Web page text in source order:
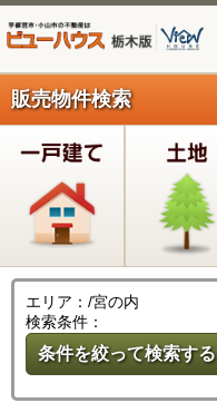
販売物件検索
エリア：/宮の内
検索条件：
条件を絞って検索する